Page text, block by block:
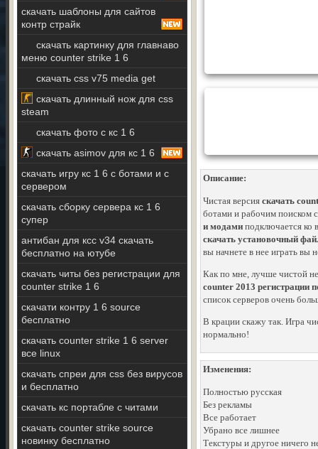
скачать шаблоны для сайтов
контр страйк
скачать картинку для главнаво
меню counter strike 1 6
скачать css v75 media get
скачать длинный нож для css
steam
скачать фото с кс 1 6
скачать asimov для кс 1 6
скачать игру кс 1 6 с ботами и с
сервером
скачать сборку сервера кс 1 6
супер
антибан для ксс v34 скачать
бесплатно на ютубе
скачать читы без регистрации для
counter strike 1 6
скачати контру 1 6 source
бесплатно
скачать counter strike 1 6 server
все linux
скачать спреи для css без вирусов
и бесплатно
скачать кс портабле с читами
скачать counter strike source
новинку бесплатно
Описание:
Чистая версия скачать
ботами и рабочим поиском
и модами подключается ко
скачать установочный
вы начнете в нее играть вы
Как по мне, лучше чистой
counter 2013 регистрации
список серверов очень
В крации скажу так. Игра
нормально!
Изменения:
Полностью русская
Без рекламы
Все работает
Убрано все лишнее
Текстуры и другое ничего